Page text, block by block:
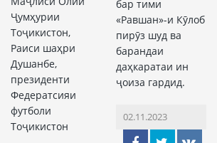
Ҷумҳурии
Тоҷикистон,
Раиси шаҳри
Душанбе,
президенти
Федератсияи
футболи
Тоҷикистон
бар тими
«Равшан»-и Кӯлоб
пирӯз шуд ва
барандаи
даҳкаратаи ин
ҷоиза гардид.
02.11.2023